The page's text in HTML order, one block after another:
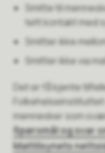
Smitte til
tett kontakt med
Smitter ikke
Smitter ikke via
Det er få kjente
mennesker som
Spørsmål og svar
Mattilsynets